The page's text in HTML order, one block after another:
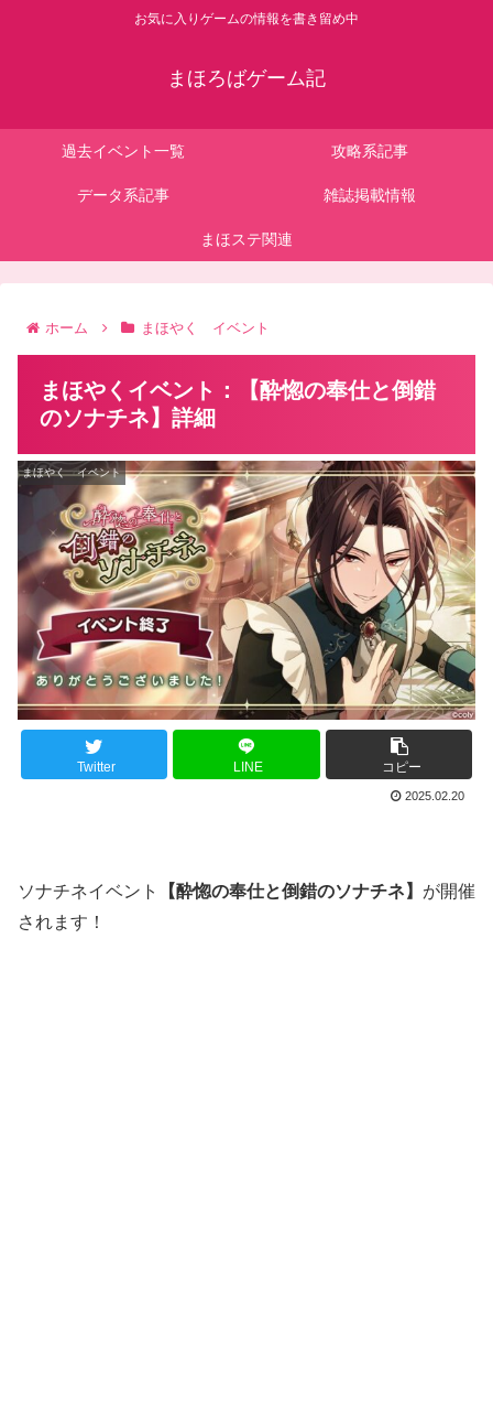
お気に入りゲームの情報を書き留め中
まほろばゲーム記
過去イベント一覧 攻略系記事
データ系記事 雑誌掲載情報
まほステ関連
ホーム まほやく イベント
まほやくイベント：【酔惚の奉仕と倒錯
のソナチネ】詳細
まほやく イベント
Twitter LINE コピー
2025.02.20
ソナチネイベント 【酔惚の奉仕と倒錯のソナチネ】 が開催
されます！